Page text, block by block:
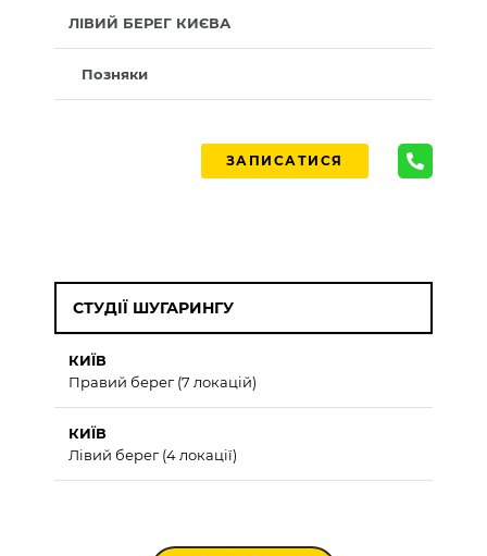
ЛІВИЙ БЕРЕГ КИЄВА
Позняки
ЗАПИСАТИСЯ
СТУДІЇ ШУГАРИНГУ
КИЇВ
Правий берег (7 локацій)
КИЇВ
Лівий берег (4 локації)